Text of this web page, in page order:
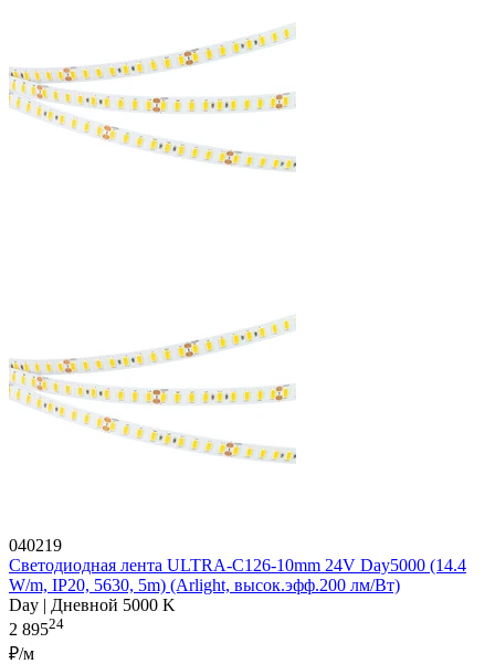
040219
Светодиодная лента ULTRA-C126-10mm 24V Day5000 (14.4
W/m, IP20, 5630, 5m) (Arlight, высок.эфф.200 лм/Вт)
Day | Дневной 5000 K
2 89524
₽/м